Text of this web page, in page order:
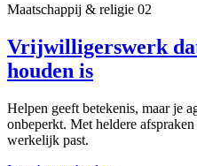
Maatschappij & religie 02
Vrijwilligerswerk
houden is
Helpen geeft betekenis, maar je
onbeperkt. Met heldere
werkelijk past.